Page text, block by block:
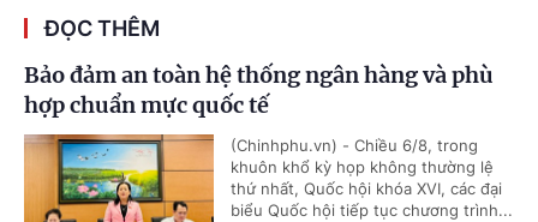
ĐỌC THÊM
Bảo đảm an toàn hệ thống ngân hàng và phù
hợp chuẩn mực quốc tế
(Chinhphu.vn) - Chiều 6/8, trong
khuôn khổ kỳ họp không thường lệ
thứ nhất, Quốc hội khóa XVI, các đại
biểu Quốc hội tiếp tục chương trình...